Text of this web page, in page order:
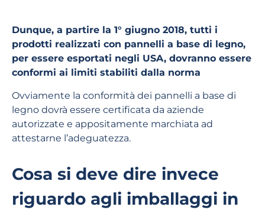
Dunque, a partire la 1° giugno 2018, tutti i
prodotti realizzati con pannelli a base di legno,
per essere esportati negli USA, dovranno essere
conformi ai limiti stabiliti dalla norma
Ovviamente la conformità dei pannelli a base di
legno dovrà essere certificata da aziende
autorizzate e appositamente marchiata ad
attestarne l’adeguatezza.
Cosa si deve dire invece
riguardo agli imballaggi in